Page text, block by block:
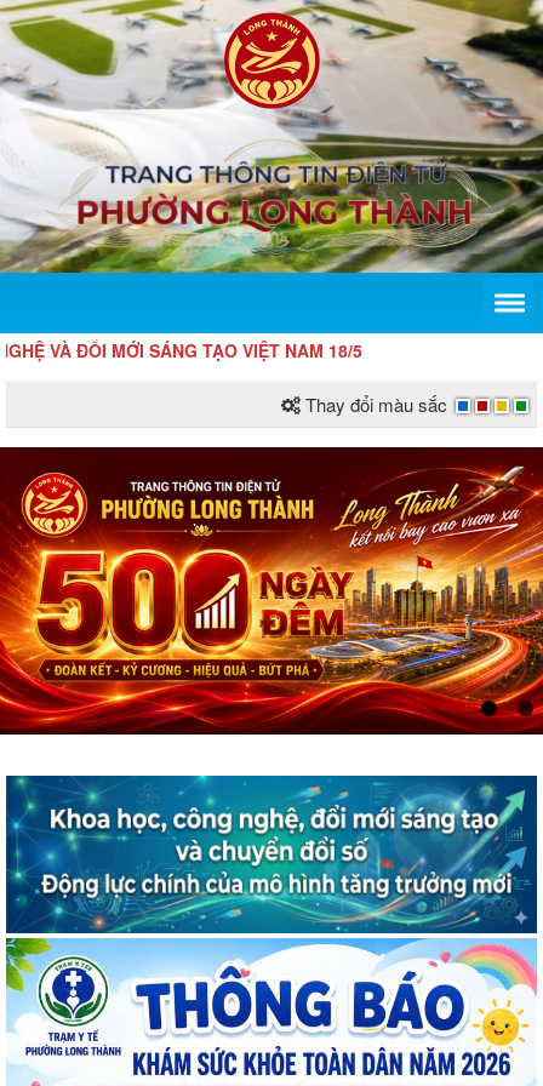
ĐỔI MỚI SÁNG TẠO VIỆT NAM 18/5
Thay đổi màu sắc